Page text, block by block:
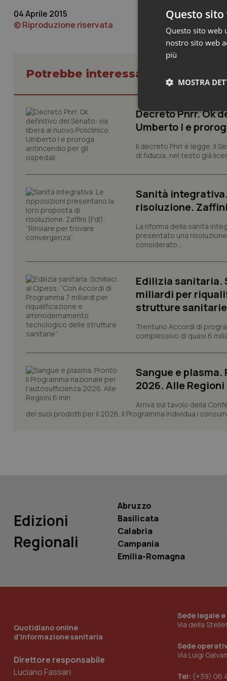
04 Aprile 2015
© Riproduzione riservata
Potrebbe interessarti in Governo
Decreto Pnrr. Ok
Umberto I e
Il decreto Pnrr è legge. Il
di fiducia, nel testo già
Sanità
risoluzione.
La riforma della sanità
presentato una
considerato...
Edilizia sanitaria.
miliardi per
strutture
Trentuno Accordi di
complessivo di quasi 6
Sangue e
2026. Alle Regioni
Arriva sul tavolo della
dei suoi prodotti per il 2026. Il Programma individua i
Edizioni
Regionali
Abruzzo
Basilicata
Calabria
Campania
Emilia-Romagna
Quotidiano online
d'informazione sanitaria
Direttore responsabile
Luciano Fassari
Sede legale
Via della
Sede
Via Luigi
Tel: (+39) 06
Questo
Questo sito web
nostro sito web
più
MOSTRA
I cookie necessari
e l'accesso alle aree
Nome
tracking-sites-
tracking-enable
session-id
_ga
YSC